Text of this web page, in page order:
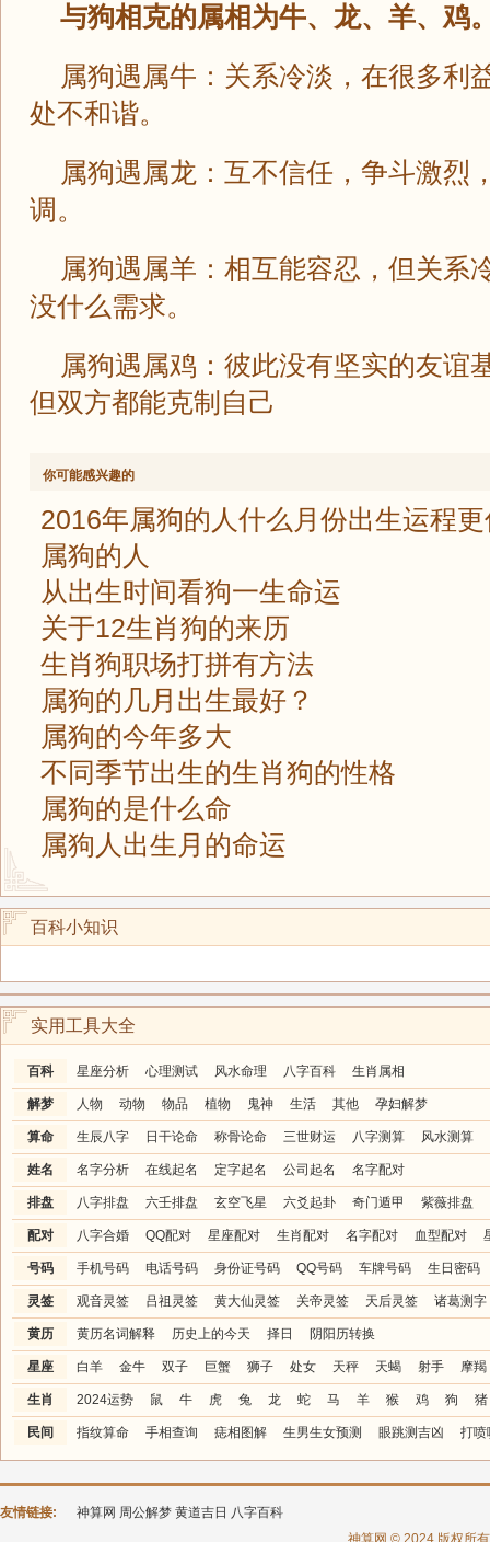
与狗相克的属相为牛、龙、羊、鸡
属狗遇属牛：关系冷淡，在很多利
处不和谐。
属狗遇属龙：互不信任，争斗激烈
调。
属狗遇属羊：相互能容忍，但关系
没什么需求。
属狗遇属鸡：彼此没有坚实的友谊
但双方都能克制自己
你可能感兴趣的
2016年属狗的人什么月份出生运程
属狗的人
从出生时间看狗一生命运
关于12生肖狗的来历
生肖狗职场打拼有方法
属狗的几月出生最好？
属狗的今年多大
不同季节出生的生肖狗的性格
属狗的是什么命
属狗人出生月的命运
百科小知识
实用工具大全
百科 星座分析 心理测试 风水命理 八字百科 生肖属相
解梦 人物 动物 物品 植物 鬼神 生活 其他 孕妇解梦
算命 生辰八字 日干论命 称骨论命 三世财运 八字测算 风水测算
姓名 名字分析 在线起名 定字起名 公司起名 名字配对
排盘 八字排盘 六壬排盘 玄空飞星 六爻起卦 奇门遁甲 紫薇排盘
配对 八字合婚 QQ配对 星座配对 生肖配对 名字配对 血型配对
号码 手机号码 电话号码 身份证号码 QQ号码 车牌号码 生日密码
灵签 观音灵签 吕祖灵签 黄大仙灵签 关帝灵签 天后灵签 诸葛测字
黄历 黄历名词解释 历史上的今天 择日 阴阳历转换
星座 白羊 金牛 双子 巨蟹 狮子 处女 天秤 天蝎 射手 摩羯
生肖 2024运势 鼠 牛 虎 兔 龙 蛇 马 羊 猴 鸡 狗 猪
民间 指纹算命 手相查询 痣相图解 生男生女预测 眼跳测吉凶 打喷
友情链接: 神算网 周公解梦 黄道吉日 八字百科
神算网 © 2024 版权所